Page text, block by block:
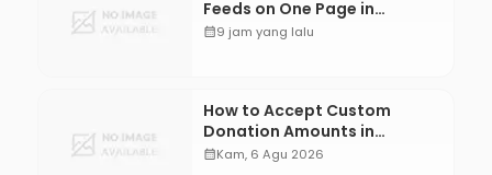
Feeds on One Page in
WordPress
calendar_month9 jam yang lalu
How to Accept Custom
Donation Amounts in
WordPress with Stripe
calendar_monthKam, 6 Agu 2026